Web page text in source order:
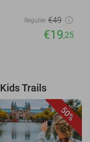
Regulier €49
€19,25
Trails
50%